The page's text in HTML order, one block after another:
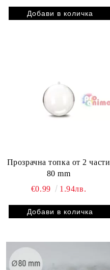
Прозрачна топка от 2 части
80 mm
€0.99
1.94лв.